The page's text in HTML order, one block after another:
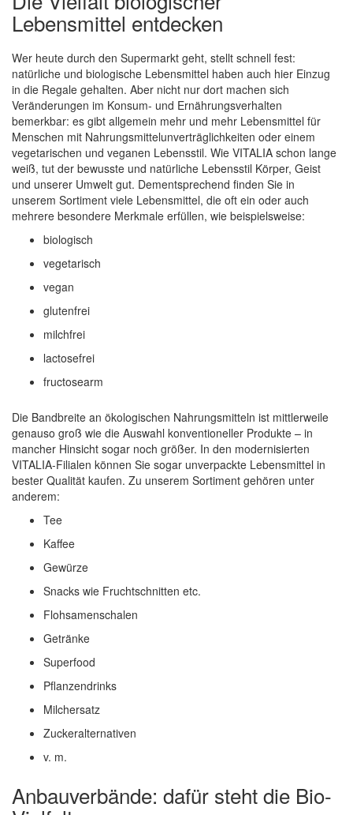
Lebensmittel entdecken
Wer heute durch den Supermarkt geht, stellt schnell fest:
natürliche und biologische Lebensmittel haben auch hier Einzug
in die Regale gehalten. Aber nicht nur dort machen sich
Veränderungen im Konsum- und Ernährungsverhalten
bemerkbar: es gibt allgemein mehr und mehr Lebensmittel für
Menschen mit Nahrungsmittelunverträglichkeiten oder einem
vegetarischen und veganen Lebensstil. Wie VITALIA schon lange
weiß, tut der bewusste und natürliche Lebensstil Körper, Geist
und unserer Umwelt gut. Dementsprechend finden Sie in
unserem Sortiment viele Lebensmittel, die oft ein oder auch
mehrere besondere Merkmale erfüllen, wie beispielsweise:
biologisch
vegetarisch
vegan
glutenfrei
milchfrei
lactosefrei
fructosearm
Die Bandbreite an ökologischen Nahrungsmitteln ist mittlerweile
genauso groß wie die Auswahl konventioneller Produkte – in
mancher Hinsicht sogar noch größer. In den modernisierten
VITALIA-Filialen können Sie sogar unverpackte Lebensmittel in
bester Qualität kaufen. Zu unserem Sortiment gehören unter
anderem:
Tee
Kaffee
Gewürze
Snacks wie Fruchtschnitten etc.
Flohsamenschalen
Getränke
Superfood
Pflanzendrinks
Milchersatz
Zuckeralternativen
v. m.
Anbauverbände: dafür steht die Bio-